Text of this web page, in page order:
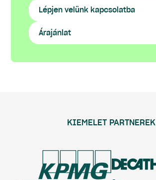
Lépjen velünk kapcsolatba
Árajánlat
KIEMELET PARTNEREK